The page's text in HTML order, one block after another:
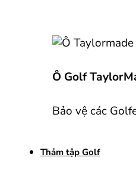
Ô Golf
Bảo vệ các
Thảm tập Golf